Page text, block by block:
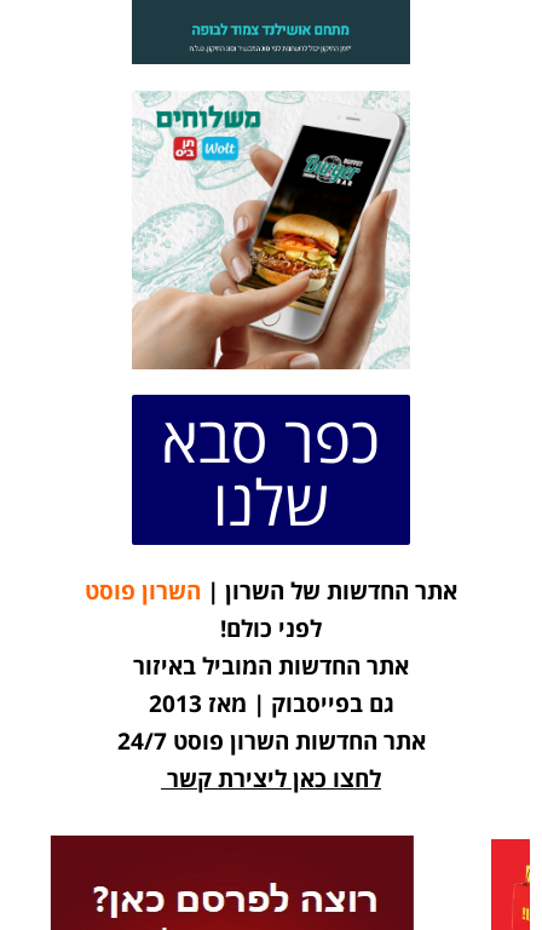
כפר סבא
שלנו
אתר החדשות של השרון | השרון פוסט
לפני כולם!
אתר החדשות המוביל באיזור
גם בפייסבוק | מאז 2013
אתר החדשות השרון פוסט 24/7
לחצו כאן ליצירת קשר